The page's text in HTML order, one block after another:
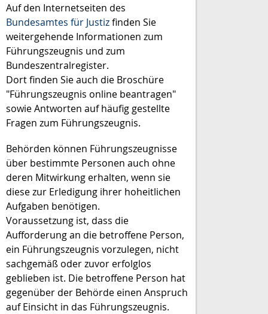
Auf den Internetseiten des
Bundesamtes für Justizfinden Sie
weitergehende Informationen zum
Führungszeugnis und zum
Bundeszentralregister.
Dort finden Sie auch die Broschüre
"Führungszeugnis online beantragen"
sowie Antworten auf häufig gestellte
Fragen zum Führungszeugnis.
Behörden können Führungszeugnisse
über bestimmte Personen auch ohne
deren Mitwirkung erhalten, wenn sie
diese zur Erledigung ihrer hoheitlichen
Aufgaben benötigen.
Voraussetzung ist, dass die
Aufforderung an die betroffene Person,
ein Führungszeugnis vorzulegen, nicht
sachgemäß oder zuvor erfolglos
geblieben ist. Die betroffene Person hat
gegenüber der Behörde einen Anspruch
auf Einsicht in das Führungszeugnis.